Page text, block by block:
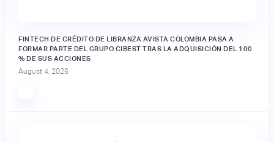
FINTECH DE CRÉDITO DE LIBRANZA AVISTA COLOMBIA PASA A
FORMAR PARTE DEL GRUPO CIBEST TRAS LA ADQUISICIÓN DEL 100
% DE SUS ACCIONES
August 4, 2026